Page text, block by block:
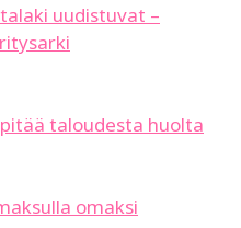
uudistuvat –
taloudesta huolta
omaksi